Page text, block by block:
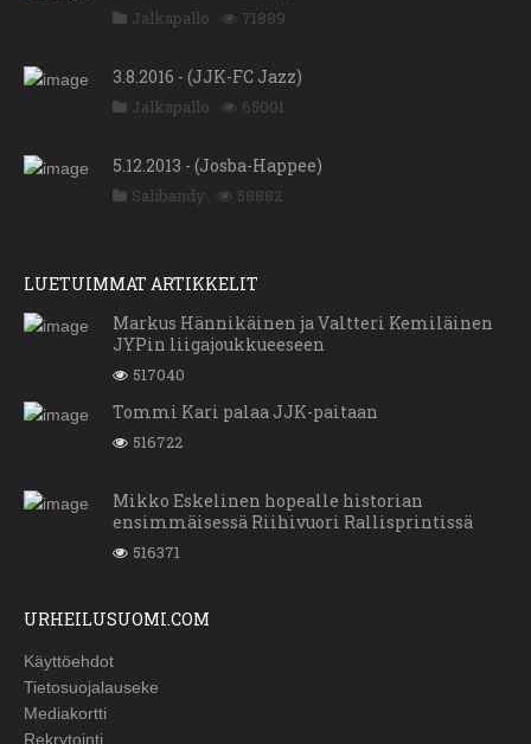
Jalkapallo 71889
3.8.2016 - (JJK-FC Jazz)
Jalkapallo 65001
5.12.2013 - (Josba-Happee)
Salibandy 58882
LUETUIMMAT ARTIKKELIT
Markus Hännikäinen ja Valtteri Kemiläinen
JYPin liigajoukkueeseen
517040
Tommi Kari palaa JJK-paitaan
516722
Mikko Eskelinen hopealle historian
ensimmäisessä Riihivuori Rallisprintissä
516371
URHEILUSUOMI.COM
Käyttöehdot
Tietosuojalauseke
Mediakortti
Rekrytointi